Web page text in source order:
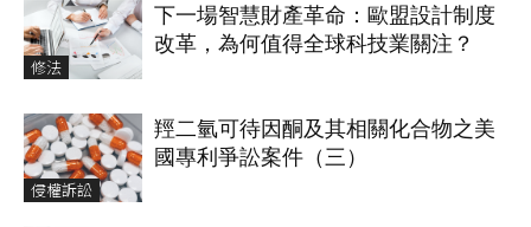
修法
下一場智慧財產革命：歐盟設計制度
改革，為何值得全球科技業關注？
侵權訴訟
羥二氫可待因酮及其相關化合物之美
國專利爭訟案件（三）